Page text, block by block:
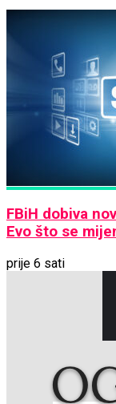
FBiH dobiva
Evo što se
prije 6 sati